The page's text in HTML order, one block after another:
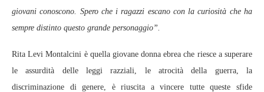
giovani conoscono. Spero che i ragazzi escano con la curiosità che ha
sempre distinto questo grande personaggio”.
Rita Levi Montalcini è quella giovane donna ebrea che riesce a superare
le assurdità delle leggi razziali, le atrocità della guerra, la
discriminazione di genere, è riuscita a vincere tutte queste sfide